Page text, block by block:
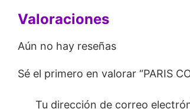
Valoraciones
Aún no hay reseñas
Sé el primero en valorar “PARIS
Tu dirección de correo